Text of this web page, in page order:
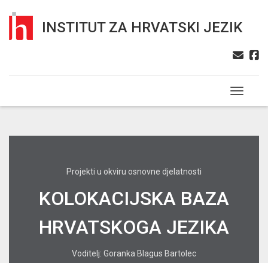
INSTITUT ZA HRVATSKI JEZIK
Toggle
Projekti u okviru osnovne djelatnosti
KOLOKACIJSKA BAZA
HRVATSKOGA JEZIKA
Voditelj: Goranka Blagus Bartolec